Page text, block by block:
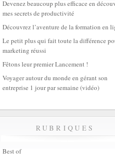
Devenez beaucoup plus efficace en
mes secrets de productivité
Découvrez l’aventure de la formation en
Le petit plus qui fait toute la différence
marketing réussi
Fêtons leur premier Lancement !
Voyager autour du monde en gérant son
entreprise 1 jour par semaine (vidéo)
RUBRIQUES
Best of